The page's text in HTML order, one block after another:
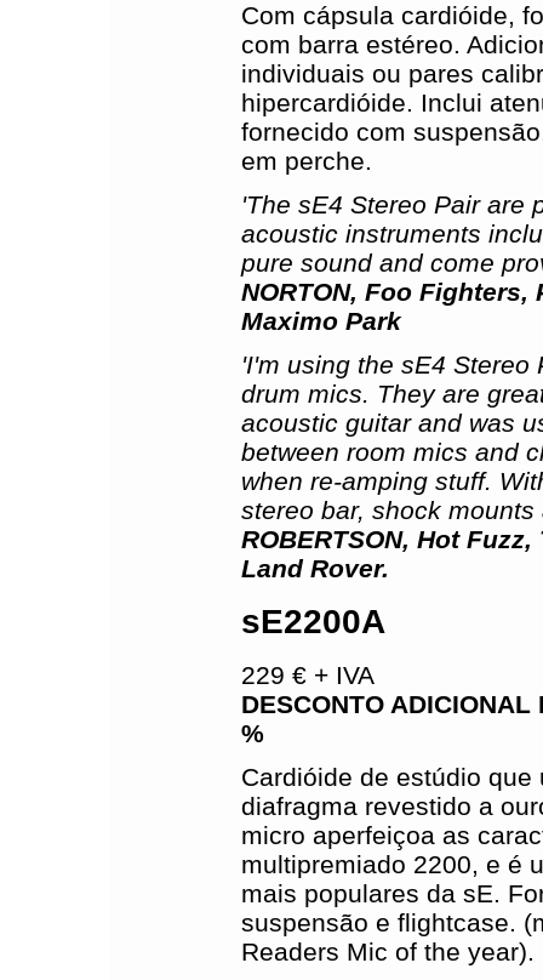
Com cápsula cardióide,
com barra estéreo.
individuais ou pares
hipercardióide. Inclui
fornecido com
em perche.
'The sE4 Stereo Pair are
acoustic instruments
pure sound and come
NORTON, Foo
Maximo Park
'I'm using the sE4
drum mics. They are
acoustic guitar and was
between room mics and
when re-amping stuff.
stereo bar, shock
ROBERTSON, Hot
Land Rover.
sE2200A
229 € + IVA
DESCONTO
%
Cardióide de estúdio que
diafragma revestido a
micro aperfeiçoa as
multipremiado 2200, e é
mais populares da sE.
suspensão e flightcase.
Readers Mic of the year).